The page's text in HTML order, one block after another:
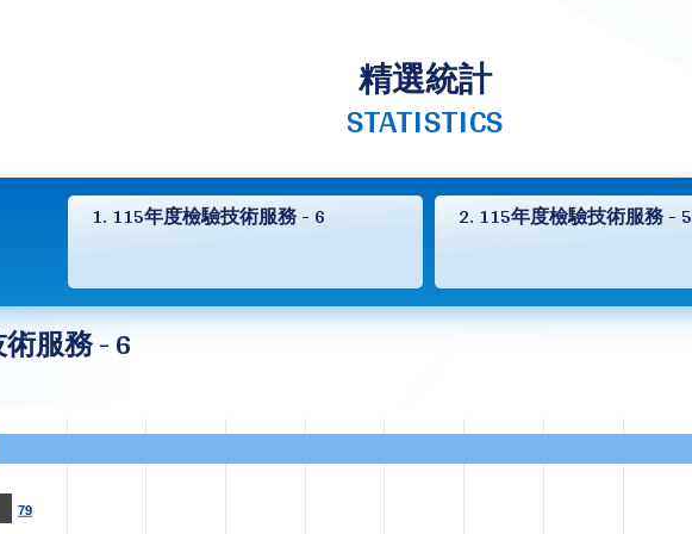
精選統計
STATISTICS
1. 115年度檢驗技術服務 - 6 2. 115年度檢驗技術服務 - 5
服務 - 6
79
79